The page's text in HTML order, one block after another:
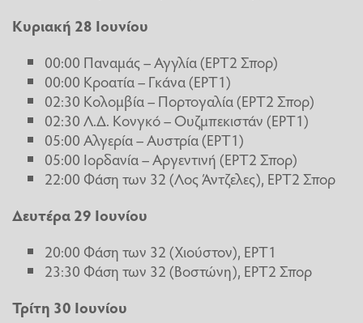
Κυριακή 28 Ιουνίου
00:00 Παναμάς – Αγγλία (ΕΡΤ2 Σπορ)
00:00 Κροατία – Γκάνα (ΕΡΤ1)
02:30 Κολομβία – Πορτογαλία (ΕΡΤ2 Σπορ)
02:30 Λ.Δ. Κονγκό – Ουζμπεκιστάν (ΕΡΤ1)
05:00 Αλγερία – Αυστρία (ΕΡΤ1)
05:00 Ιορδανία – Αργεντινή (ΕΡΤ2 Σπορ)
22:00 Φάση των 32 (Λος Άντζελες), ΕΡΤ2 Σπορ
Δευτέρα 29 Ιουνίου
20:00 Φάση των 32 (Χιούστον), ΕΡΤ1
23:30 Φάση των 32 (Βοστώνη), ΕΡΤ2 Σπορ
Τρίτη 30 Ιουνίου